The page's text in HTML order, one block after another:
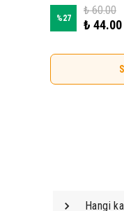
%27
₺ 60.00
₺ 44.00
Hangi